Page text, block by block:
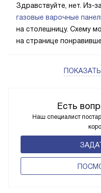
Есть
Наш специалист
Здравствуйте, нет. Из-
газовые варочные
на столешницу. Схему
на странице